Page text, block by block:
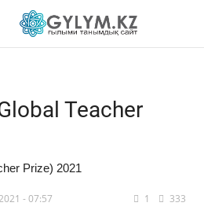
Teacher
Prize) 2021
- 07:57 1 333